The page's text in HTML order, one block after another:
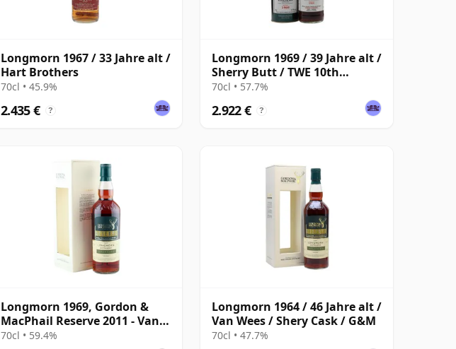
Longmorn 1967 / 33 Jahre alt /
Hart Brothers
70cl • 45.9%
2.435 € ?
Longmorn 1969 / 39 Jahre alt /
Sherry Butt / TWE 10th
Anniversary / G&M
70cl • 57.7%
2.922 € ?
Longmorn 1969, Gordon &
MacPhail Reserve 2011 - Van
Wees Cask #5294
70cl • 59.4%
Longmorn 1964 / 46 Jahre alt /
Van Wees / Shery Cask / G&M
70cl • 47.7%